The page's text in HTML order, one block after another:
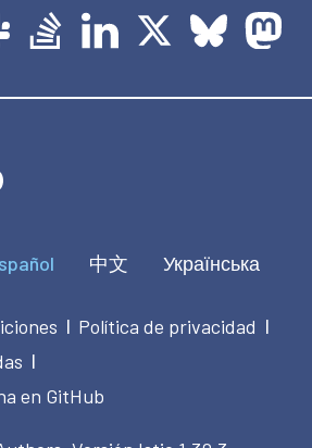
中文 Українська
| Política de privacidad |
|
en GitHub